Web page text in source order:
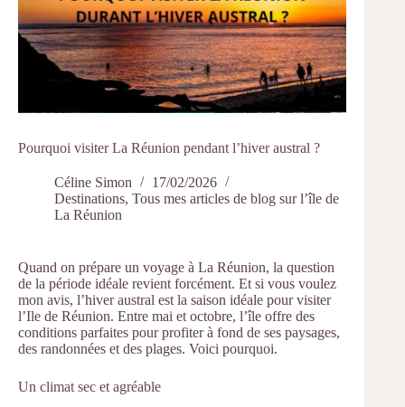
Pourquoi visiter La Réunion pendant l’hiver austral ?
Céline Simon
17/02/2026
Destinations, Tous mes articles de blog sur l’île de
La Réunion
Quand on prépare un voyage à La Réunion, la question
de la période idéale revient forcément. Et si vous voulez
mon avis, l’hiver austral est la saison idéale pour visiter
l’Ile de Réunion. Entre mai et octobre, l’île offre des
conditions parfaites pour profiter à fond de ses paysages,
des randonnées et des plages. Voici pourquoi.
Un climat sec et agréable